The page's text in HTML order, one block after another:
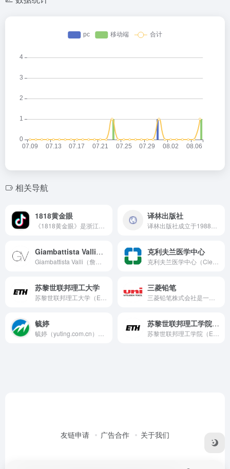
相关导航
1818黄金眼 译林出版社
Giambattista Valli（詹巴迪斯塔·瓦利） 克利夫兰医学中心
苏黎世联邦理工大学 三菱铅笔
毓婷 苏黎世联邦理工学院ETH Zurich
友链申请 广告合作 关于我们